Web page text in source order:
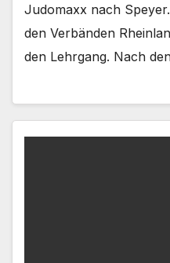
Judomaxx nach
den Verbänden
den Lehrgang. Nach